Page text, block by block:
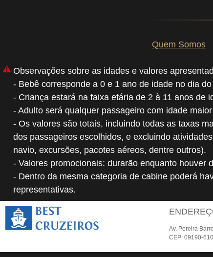
Quem Somos
Observações sobre as idades e valores
- Bebê corresponde a 0 e 1 ano de idade no dia
- Criança estará na faixa etária de 2 à 11 anos de
- Adulto será qualquer passageiro com idade
- Os valores são totais, incluindo todas as taxas
dos passageiros escolhidos, e excluindo
navio, excursões, pacotes aéreos, dentre outros).
- Valores promocionais: durarão enquanto houver
- Dentro da mesma categoria de cabine poderá
representativas.
Av. Pereira
CEP: 09190-610